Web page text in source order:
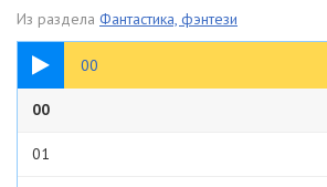
Из раздела Фантастика, фэнтези
00
05:18
00
01